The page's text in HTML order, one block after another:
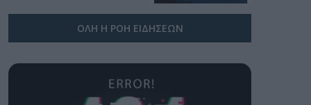
ΟΛΗ Η ΡΟΗ ΕΙΔΗΣΕΩΝ